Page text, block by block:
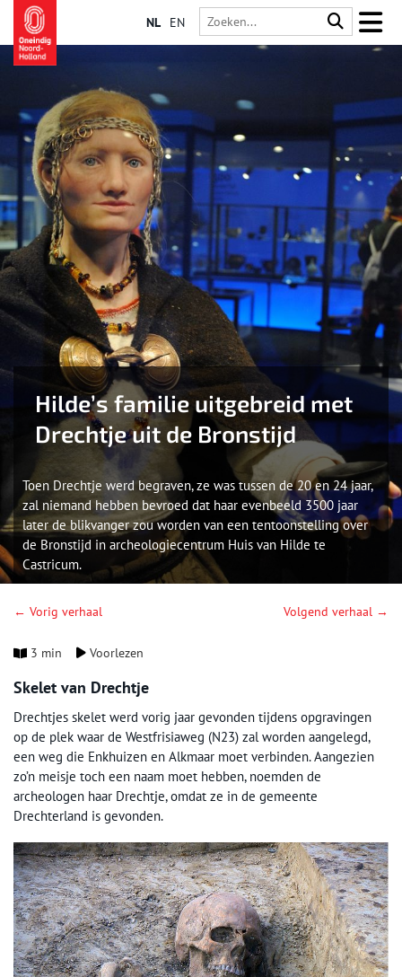
NL EN
Hilde’s familie uitgebreid met
Drechtje uit de Bronstijd
Toen Drechtje werd begraven, ze was tussen de 20 en 24 jaar,
zal niemand hebben bevroed dat haar evenbeeld 3500 jaar
later de blikvanger zou worden van een tentoonstelling over
de Bronstijd in archeologiecentrum Huis van Hilde te
Castricum.
← Vorig verhaal Volgend verhaal →
3 min Voorlezen
Skelet van Drechtje
Drechtjes skelet werd vorig jaar gevonden tijdens opgravingen
op de plek waar de Westfrisiaweg (N23) zal worden aangelegd,
een weg die Enkhuizen en Alkmaar moet verbinden. Aangezien
zo’n meisje toch een naam moet hebben, noemden de
archeologen haar Drechtje, omdat ze in de gemeente
Drechterland is gevonden.